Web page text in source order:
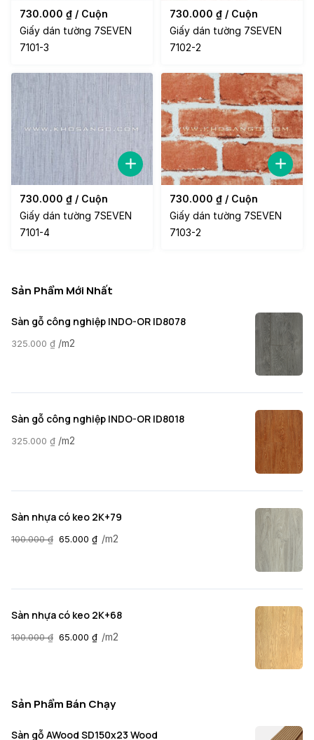
730.000 ₫ / Cuộn
Giấy dán tường 7SEVEN
7101-3
730.000 ₫ / Cuộn
Giấy dán tường 7SEVEN
7102-2
730.000 ₫ / Cuộn
Giấy dán tường 7SEVEN
7101-4
730.000 ₫ / Cuộn
Giấy dán tường 7SEVEN
7103-2
Sản Phẩm Mới Nhất
Sàn gỗ công nghiệp INDO-OR ID8078
325.000 ₫ /m2
Sàn gỗ công nghiệp INDO-OR ID8018
325.000 ₫ /m2
Sàn nhựa có keo 2K+79
100.000₫ 65.000 ₫ /m2
Sàn nhựa có keo 2K+68
100.000₫ 65.000 ₫ /m2
Sản Phẩm Bán Chạy
Sàn gỗ AWood SD150x23 Wood